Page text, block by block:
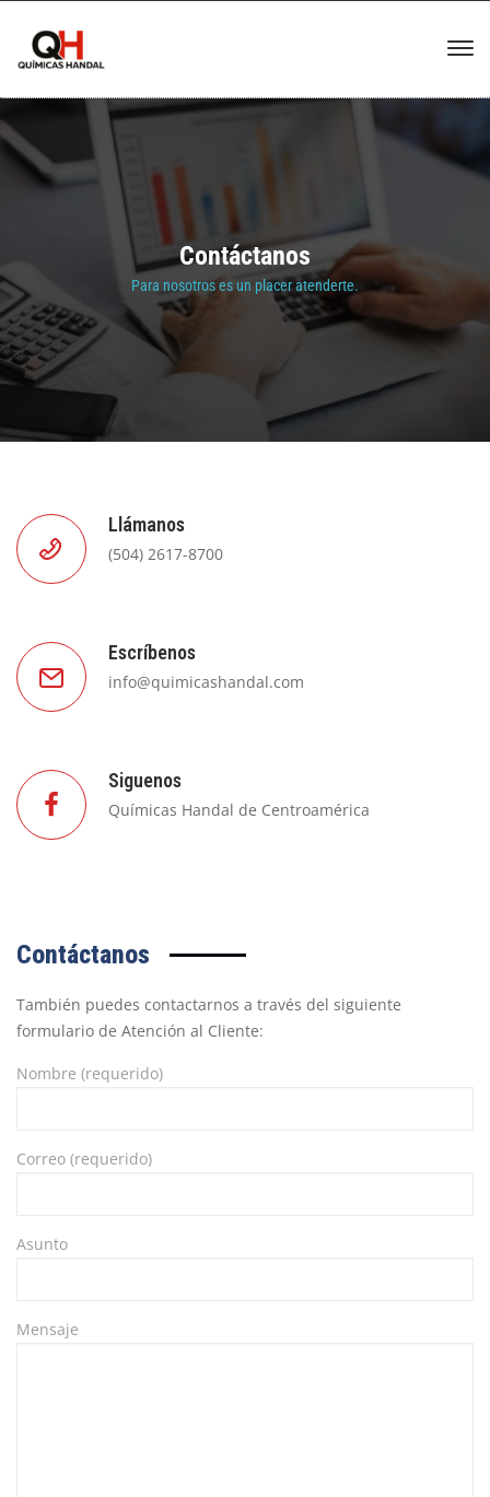
Contáctanos
Para nosotros es un placer atenderte.
Llámanos
(504) 2617-8700
Escríbenos
info@quimicashandal.com
Siguenos
Químicas Handal de Centroamérica
Contáctanos
También puedes contactarnos a través del siguiente
formulario de Atención al Cliente:
Nombre (requerido)
Correo (requerido)
Asunto
Mensaje